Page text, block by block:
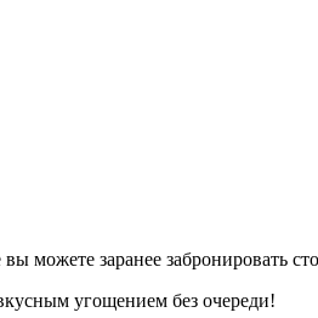
можете заранее забронировать
угощением без очереди!